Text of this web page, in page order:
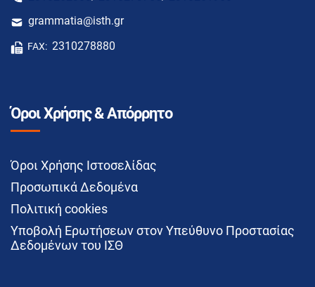
grammatia@isth.gr
FAX: 2310278880
Όροι Χρήσης & Απόρρητο
Όροι Χρήσης Ιστοσελίδας
Προσωπικά Δεδομένα
Πολιτική cookies
Υποβολή Ερωτήσεων στον Υπεύθυνο Προστασίας
Δεδομένων του ΙΣΘ